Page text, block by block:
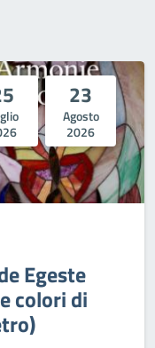
23
Agosto
2026
Egeste
colori di